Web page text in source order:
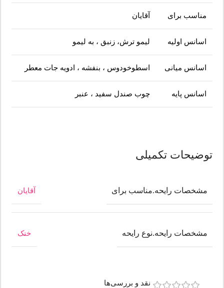
مناسب برای آقایان
اسانس اولیه لیمو ترش، زنبق ، به لیمو
اسانس میانی اسطوخودوس ، بنفشه ، ادویه جات معطر
اسانس پایه چوب صندل سفید ، عنبر
توضیحات تکمیلی
مشخصات رایحه.مناسب برای آقایان
مشخصات رایحه.نوع رایحه خنک
نقد و بررسی‌ها